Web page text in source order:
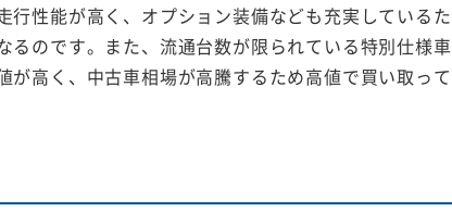
行性能が高く、オプション装備なども充実しているた
るのです。また、流通台数が限られている特別仕様車
が高く、中古車相場が高騰するため高値で買い取って